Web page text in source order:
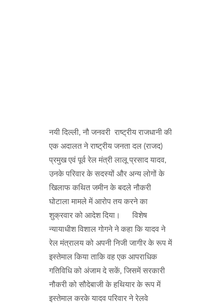
नयी दिल्ली, नौ जनवरी राष्ट्रीय राजधानी की
एक अदालत ने राष्ट्रीय जनता दल (राजद)
प्रमुख एवं पूर्व रेल मंत्री लालू प्रसाद यादव,
उनके परिवार के सदस्यों और अन्य लोगों के
खिलाफ कथित जमीन के बदले नौकरी
घोटाला मामले में आरोप तय करने का
शुक्रवार को आदेश दिया। विशेष
न्यायाधीश विशाल गोगने ने कहा कि यादव ने
रेल मंत्रालय को अपनी निजी जागीर के रूप में
इस्तेमाल किया ताकि वह एक आपराधिक
गतिविधि को अंजाम दे सकें, जिसमें सरकारी
नौकरी को सौदेबाजी के हथियार के रूप में
इस्तेमाल करके यादव परिवार ने रेलवे